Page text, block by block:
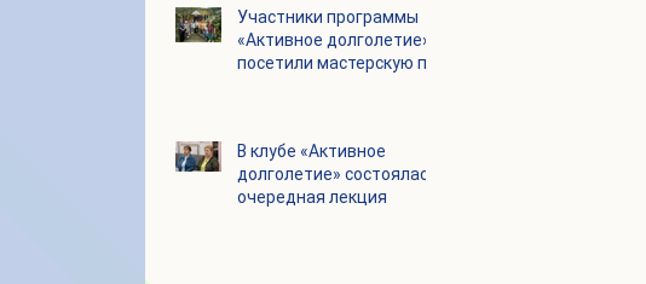
Участники программы
«Активное долголетие»
посетили мастерскую по
В клубе «Активное
долголетие» состоялась
очередная лекция